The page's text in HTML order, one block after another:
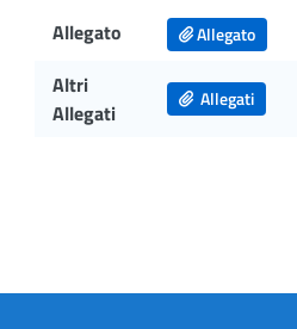
Allegato Allegato
Altri
Allegati
Allegati